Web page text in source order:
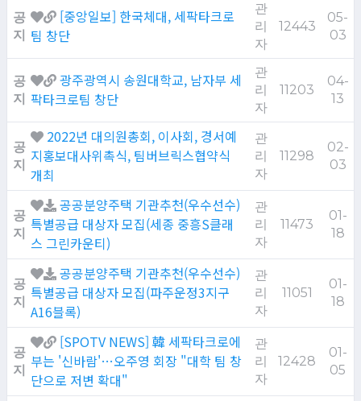
공
지
[중앙일보] 한국체대, 세팍타크로
팀 창단
관
리
자
12443
05-
03
공
지
광주광역시 송원대학교, 남자부 세
팍타크로팀 창단
관
리
자
11203
04-
13
공
지
2022년 대의원총회, 이사회, 경서예
지홍보대사위촉식, 팀버브릭스협약식
개최
관
리
자
11298
02-
03
공
지
공공분양주택 기관추천(우수선수)
특별공급 대상자 모집(세종 중흥S클래
스 그린카운티)
관
리
자
11473
01-
18
공
지
공공분양주택 기관추천(우수선수)
특별공급 대상자 모집(파주운정3지구
A16블록)
관
리
자
11051
01-
18
공
지
[SPOTV NEWS] 韓 세팍타크로에
부는 '신바람'…오주영 회장 "대학 팀 창
단으로 저변 확대"
관
리
자
12428
01-
05